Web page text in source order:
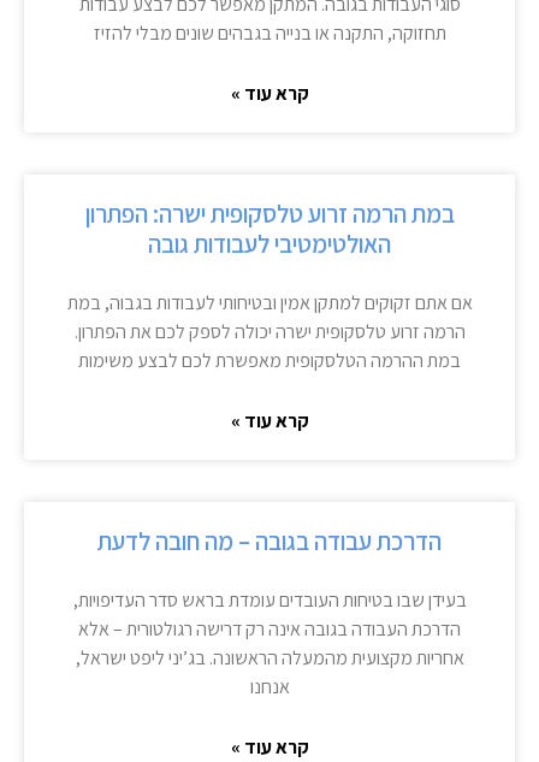
תחזוקה, התקנה או בנייה בגבהים שונים מבלי להזיז
קרא עוד »
במת הרמה זרוע טלסקופית ישרה: הפתרון
האולטימטיבי לעבודות גובה
אם אתם זקוקים למתקן אמין ובטיחותי לעבודות בגבוה, במת
הרמה זרוע טלסקופית ישרה יכולה לספק לכם את הפתרון.
במת ההרמה הטלסקופית מאפשרת לכם לבצע משימות
קרא עוד »
הדרכת עבודה בגובה – מה חובה לדעת
בעידן שבו בטיחות העובדים עומדת בראש סדר העדיפויות,
הדרכת העבודה בגובה אינה רק דרישה רגולטורית – אלא
אחריות מקצועית מהמעלה הראשונה. בג’יני ליפט ישראל,
אנחנו
קרא עוד »